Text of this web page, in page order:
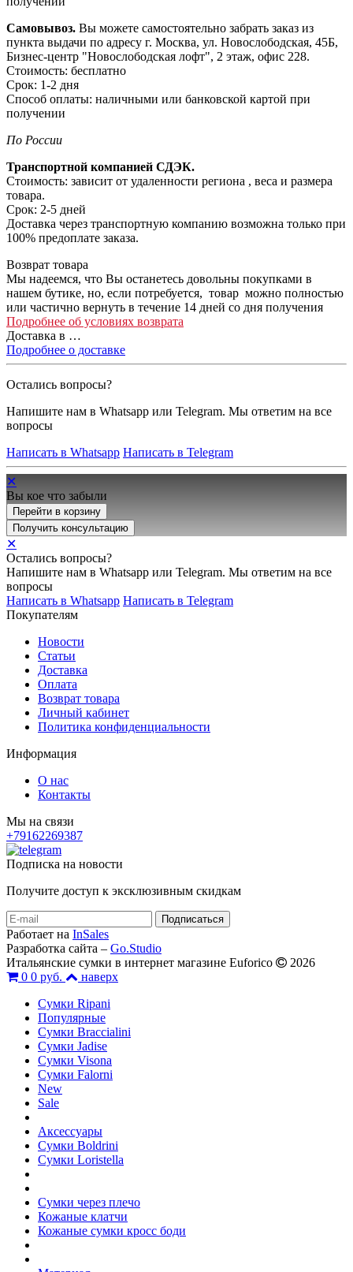
Самовывоз. Вы можете самостоятельно забрать заказ из
пункта выдачи по адресу г. Москва, ул. Новослободская, 45Б,
Бизнес-центр "Новослободская лофт", 2 этаж, офис 228.
Стоимость: бесплатно
Срок: 1-2 дня
Способ оплаты: наличными или банковской картой при
получении
По России
Транспортной компанией СДЭК.
Стоимость: зависит от удаленности региона , веса и размера
товара.
Срок: 2-5 дней
Доставка через транспортную компанию возможна только при
100% предоплате заказа.
Возврат товара
Мы надеемся, что Вы останетесь довольны покупками в
нашем бутике, но, если потребуется, товар можно полностью
или частично вернуть в течение 14 дней со дня получения
Подробнее об условиях возврата
Доставка в …
Подробнее о доставке
Остались вопросы?
Напишите нам в Whatsapp или Telegram. Мы ответим на все
вопросы
Написать в Whatsapp Написать в Telegram
✕
Вы кое что забыли
Перейти в корзину
Получить консультацию
✕
Остались вопросы?
Напишите нам в Whatsapp или Telegram. Мы ответим на все
вопросы
Написать в Whatsapp Написать в Telegram
Покупателям
Новости
Статьи
Доставка
Оплата
Возврат товара
Личный кабинет
Политика конфиденциальности
Информация
О нас
Контакты
Мы на связи
+79162269387
Подписка на новости
Получите доступ к эксклюзивным скидкам
Работает на InSales
Разработка сайта – Go.Studio
Итальянские сумки в интернет магазине Euforico
2026
0 0 руб.
наверх
Сумки Ripani
Популярные
Сумки Braccialini
Сумки Jadise
Сумки Visona
Сумки Falorni
New
Sale
Аксессуары
Сумки Boldrini
Сумки Loristella
Сумки через плечо
Кожаные клатчи
Кожаные сумки кросс боди